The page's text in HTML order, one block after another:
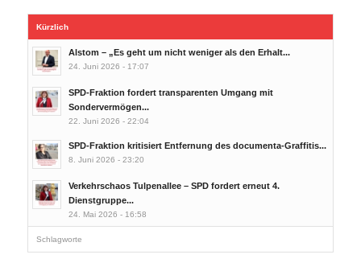
Kürzlich
Alstom – „Es geht um nicht weniger als den Erhalt...
24. Juni 2026 - 17:07
SPD-Fraktion fordert transparenten Umgang mit
Sondervermögen...
22. Juni 2026 - 22:04
SPD-Fraktion kritisiert Entfernung des documenta-Graffitis...
8. Juni 2026 - 23:20
Verkehrschaos Tulpenallee – SPD fordert erneut 4.
Dienstgruppe...
24. Mai 2026 - 16:58
Schlagworte